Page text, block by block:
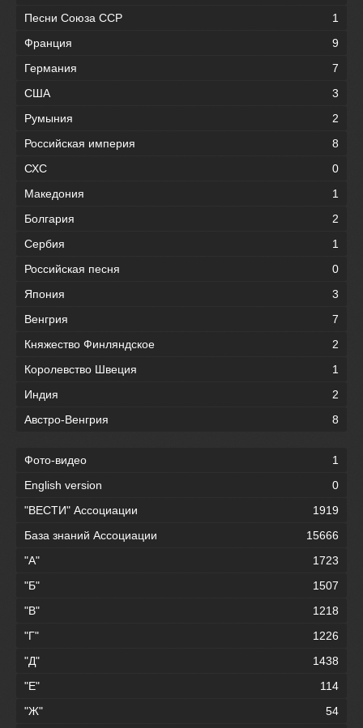
Песни Союза ССР
1
Франция
9
Германия
7
США
3
Румыния
2
Российская империя
8
СХС
0
Македония
1
Болгария
2
Сербия
1
Российская песня
0
Япония
3
Венгрия
7
Княжество Финляндское
2
Королевство Швеция
1
Индия
2
Австро-Венгрия
8
Фото-видео
1
English version
0
"ВЕСТИ" Ассоциации
1919
База знаний Ассоциации
15666
"А"
1723
"Б"
1507
"В"
1218
"Г"
1226
"Д"
1438
"Е"
114
"Ж"
54